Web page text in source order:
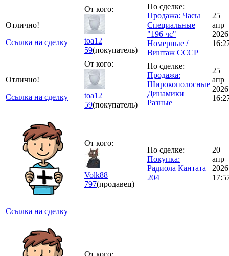
Отлично!
Ссылка на сделку
От кого:
toa12
59(покупатель)
По сделке:
Продажа: Часы
Специальные
"196 чс"
Номерные /
Винтаж СССР
25
апр
2026
Отлично!
Ссылка на сделку
От кого:
toa12
59(покупатель)
По сделке:
Продажа:
Широкополосные
Динамики
Разные
25
апр
2026
Ссылка на сделку
От кого:
Volk88
797(продавец)
По сделке:
Покупка:
Радиола Кантата
204
20
апр
2026
От кого: